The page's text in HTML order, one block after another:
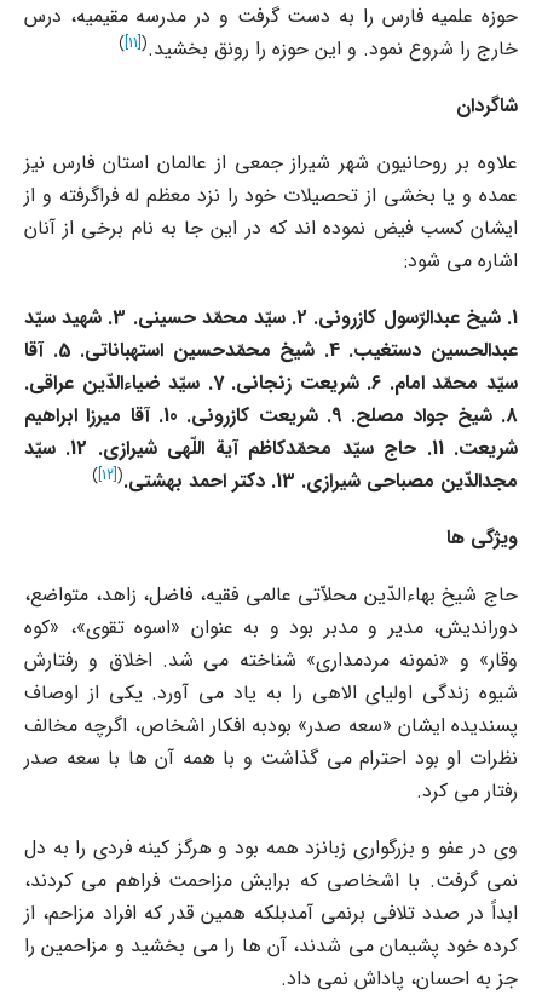
حوزه علمیه فارس را به دست گرفت و در مدرسه مقیمیه، درس
خارج را شروع نمود. و این حوزه را رونق بخشید.(
[11]
)
شاگردان
علاوه بر روحانیون شهر شیراز جمعى از عالمان استان فارس نیز
عمده و یا بخشى از تحصیلات خود را نزد معظم له فراگرفته و از
ایشان کسب فیض نموده اند که در این جا به نام برخى از آنان
اشاره مى شود:
1.
شیخ عبدالرّسول کازرونى. 2. سیّد محمّد حسینى. 3. شهید سیّد
عبدالحسین دستغیب. 4. شیخ محمّدحسین استهباناتى. 5. آقا
سیّد محمّد امام. 6.
شریعت زنجانى. 7. سیّد ضیاءالدّین عراقى.
8. شیخ جواد مصلح. 9. شریعت کازرونى. 10. آقا میرزا ابراهیم
شریعت. 11. حاج سیّد محمّدکاظم آیة اللّهى شیرازى. 12. سیّد
مجدالدّین مصباحى شیرازى. 13. دکتر احمد بهشتى
.
(
[12]
)
ویژگى ها
حاج شیخ بهاءالدّین محلاّتى عالمى فقیه، فاضل، زاهد، متواضع،
دوراندیش، مدیر و مدبر بود و به عنوان «اسوه تقوى»، «کوه
وقار» و «نمونه مردمدارى» شناخته مى شد. اخلاق و رفتارش
شیوه زندگى اولیاى الاهى را به یاد مى آورد. یکى از اوصاف
پسندیده ایشان «سعه صدر» بودبه افکار اشخاص، اگرچه مخالف
نظرات او بود احترام مى گذاشت و با همه آن ها با سعه صدر
رفتار مى کرد.
وى در عفو و بزرگوارى زبانزد همه بود و هرگز کینه فردى را به دل
نمى گرفت. با اشخاصى که برایش مزاحمت فراهم مى کردند،
ابداً در صدد تلافى برنمى آمدبلکه همین قدر که افراد مزاحم، از
کرده خود پشیمان مى شدند، آن ها را مى بخشید و مزاحمین را
جز به احسان، پاداش نمى داد.